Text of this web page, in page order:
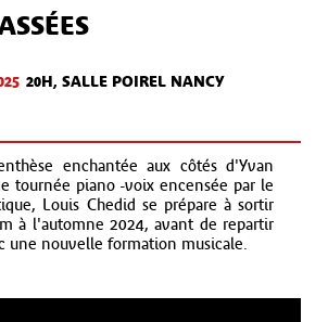
20H, SALLE POIREL NANCY
enchantée aux côtés d'Yvan
tournée piano -voix encensée par le
Louis Chedid se prépare à sortir
à l'automne 2024, avant de repartir
une nouvelle formation musicale.